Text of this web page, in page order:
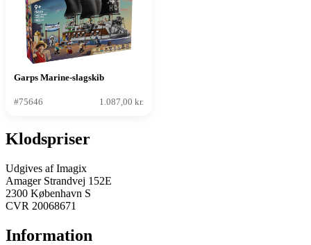
Garps Marine-slagskib
#75646 1.087,00 kr.
Klodspriser
Udgives af Imagix
Amager Strandvej 152E
2300 København S
CVR 20068671
Information